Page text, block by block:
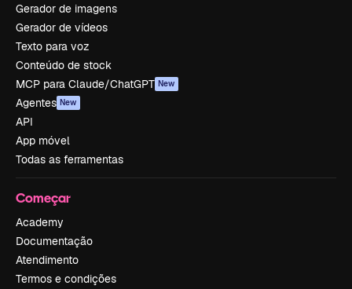
Gerador de imagens
Gerador de vídeos
Texto para voz
Conteúdo de stock
MCP para Claude/ChatGPT New
Agentes New
API
App móvel
Todas as ferramentas
Começar
Academy
Documentação
Atendimento
Termos e condições